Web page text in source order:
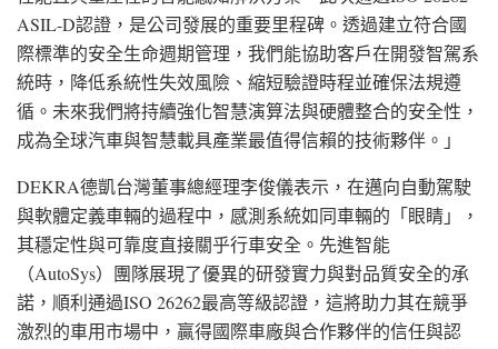
ASIL-D認證，是公司發展的重要里程碑。透過建立符合國
際標準的安全生命週期管理，我們能協助客戶在開發智駕系
統時，降低系統性失效風險、縮短驗證時程並確保法規遵
循。未來我們將持續強化智慧演算法與硬體整合的安全性，
成為全球汽車與智慧載具產業最值得信賴的技術夥伴。」
DEKRA德凱台灣董事總經理李俊儀表示，在邁向自動駕駛
與軟體定義車輛的過程中，感測系統如同車輛的「眼睛」，
其穩定性與可靠度直接關乎行車安全。先進智能
（AutoSys）團隊展現了優異的研發實力與對品質安全的承
諾，順利通過ISO 26262最高等級認證，這將助力其在競爭
激烈的車用市場中，贏得國際車廠與合作夥伴的信任與認